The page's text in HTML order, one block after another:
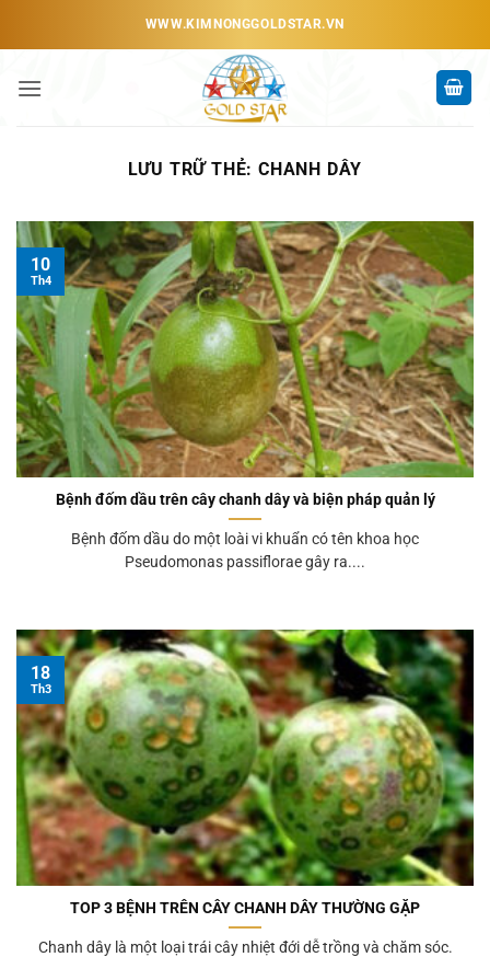
dung
WWW.KIMNONGGOLDSTAR.VN
LƯU TRỮ THẺ:CHANH DÂY
Bệnh đốm dầu trên cây chanh dây và biện pháp quản lý
Bệnh đốm dầu do một loài vi khuẩn có tên khoa học
Pseudomonas passiflorae gây ra....
10
Th4
TOP 3 BỆNH TRÊN CÂY CHANH DÂY THƯỜNG GẶP
Chanh dây là một loại trái cây nhiệt đới dễ trồng và chăm sóc.
18
Th3